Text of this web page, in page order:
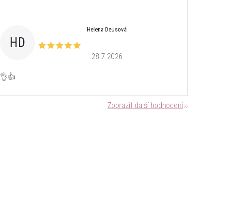
HD
Helena Deusová
28.7.2026
👌👍
Zobrazit další hodnocení